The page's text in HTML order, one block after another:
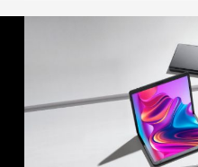
năng đồ